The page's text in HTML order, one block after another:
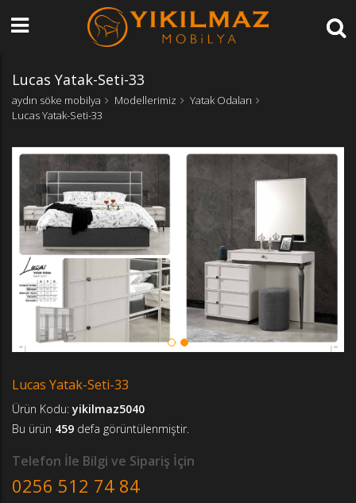
Lucas Yatak-Seti-33
aydın söke mobilya Modellerimiz
Yatak Odaları
Lucas Yatak-Seti-33
Lucas Yatak-Seti-33
Ürün Kodu:yikilmaz5040
Bu ürün 459 defa görüntülenmiştir.
Telefon İle Bilgi ve Sipariş İçin
0256 512 74 84